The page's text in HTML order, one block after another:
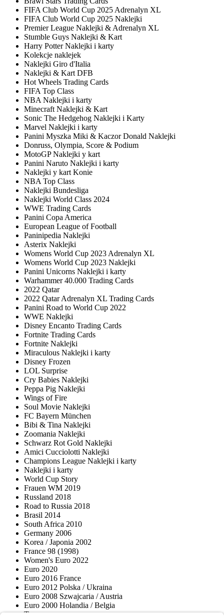
FIFA Club World Cup 2025 Adrenalyn XL
FIFA Club World Cup 2025 Naklejki
Premier League Naklejki & Adrenalyn XL
Stumble Guys Naklejki & Kart
Harry Potter Naklejki i karty
Kolekcje naklejek
Naklejki Giro d'Italia
Naklejki & Kart DFB
Hot Wheels Trading Cards
FIFA Top Class
NBA Naklejki i karty
Minecraft Naklejki & Kart
Sonic The Hedgehog Naklejki i Karty
Marvel Naklejki i karty
Panini Myszka Miki & Kaczor Donald Naklejki
Donruss, Olympia, Score & Podium
MotoGP Naklejki y kart
Panini Naruto Naklejki i karty
Naklejki y kart Konie
NBA Top Class
Naklejki Bundesliga
Naklejki World Class 2024
WWE Trading Cards
Panini Copa America
European League of Football
Paninipedia Naklejki
Asterix Naklejki
Womens World Cup 2023 Adrenalyn XL
Womens World Cup 2023 Naklejki
Panini Unicorns Naklejki i karty
Warhammer 40.000 Trading Cards
2022 Qatar
2022 Qatar Adrenalyn XL Trading Cards
Panini Road to World Cup 2022
WWE Naklejki
Disney Encanto Trading Cards
Fortnite Trading Cards
Fortnite Naklejki
Miraculous Naklejki i karty
Disney Frozen
LOL Surprise
Cry Babies Naklejki
Peppa Pig Naklejki
Wings of Fire
Soul Movie Naklejki
FC Bayern München
Bibi & Tina Naklejki
Zoomania Naklejki
Schwarz Rot Gold Naklejki
Amici Cucciolotti Naklejki
Champions League Naklejki i karty
Naklejki i karty
World Cup Story
Frauen WM 2019
Russland 2018
Road to Russia 2018
Brasil 2014
South Africa 2010
Germany 2006
Korea / Japonia 2002
France 98 (1998)
Women's Euro 2022
Euro 2020
Euro 2016 France
Euro 2012 Polska / Ukraina
Euro 2008 Szwajcaria / Austria
Euro 2000 Holandia / Belgia
Topps